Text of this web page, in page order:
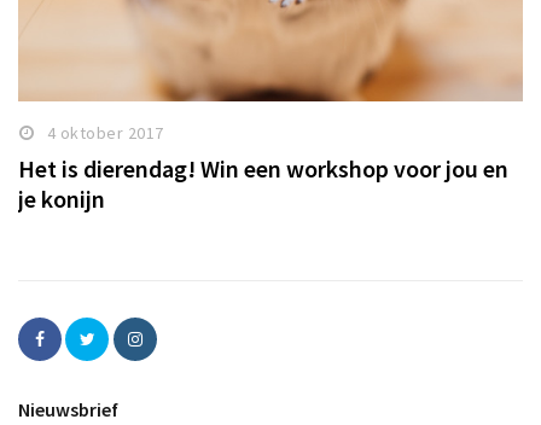
4 oktober 2017
Het is dierendag! Win een workshop voor jou en
je konijn
Nieuwsbrief